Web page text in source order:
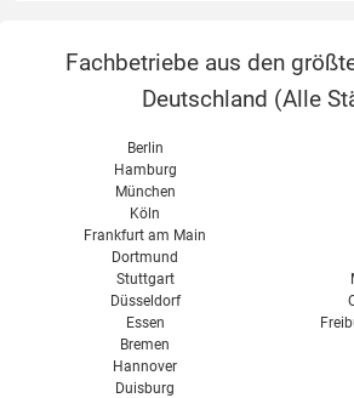
Heizstrom
Umweltbilanz
Vor- & Nachteile
Lucht LHZ
Thermotec
Fachbetriebe aus den
Deutschland (Alle
Berlin
Hamburg
München
Köln
Frankfurt am Main
Dortmund
Stuttgart
Düsseldorf
Essen
Bremen
Hannover
Duisburg